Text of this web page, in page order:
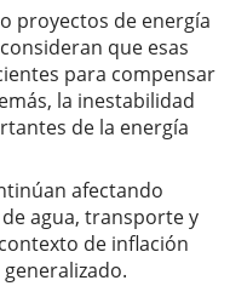
proyectos de energía
que esas
para compensar
la inestabilidad
de la energía
afectando
agua, transporte y
de inflación